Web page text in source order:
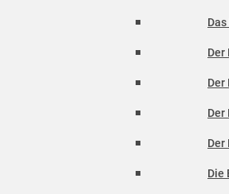
Der
Der
Der
Der
Die